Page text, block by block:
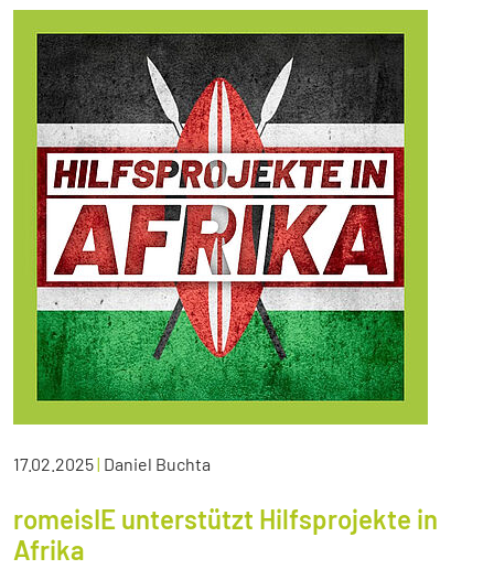
17.02.2025| Daniel Buchta
romeisIE unterstützt Hilfsprojekte in
Afrika